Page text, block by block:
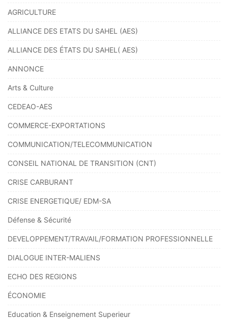
AGRICULTURE
ALLIANCE DES ETATS DU SAHEL (AES)
ALLIANCE DES ÉTATS DU SAHEL( AES)
ANNONCE
Arts & Culture
CEDEAO-AES
COMMERCE-EXPORTATIONS
COMMUNICATION/TELECOMMUNICATION
CONSEIL NATIONAL DE TRANSITION (CNT)
CRISE CARBURANT
CRISE ENERGETIQUE/ EDM-SA
Défense & Sécurité
DEVELOPPEMENT/TRAVAIL/FORMATION PROFESSIONNELLE
DIALOGUE INTER-MALIENS
ECHO DES REGIONS
ÉCONOMIE
Education & Enseignement Superieur